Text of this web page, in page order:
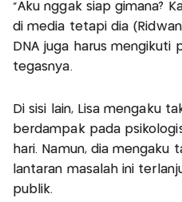
"Aku nggak siap gimana?
di media tetapi dia
DNA juga harus mengikuti
tegasnya.
Di sisi lain, Lisa mengaku
berdampak pada
hari. Namun, dia mengaku
lantaran masalah ini
publik.